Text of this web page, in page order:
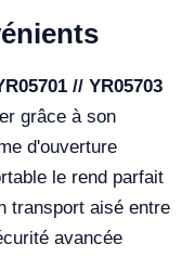
// YR05703
grâce à son
d'ouverture
le rend parfait
transport aisé entre
avancée